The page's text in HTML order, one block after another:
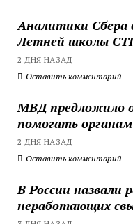
Аналитики Сбера
Летней школы
2 ДНЯ НАЗАД
Оставить комментарий
МВД предложило
помогать
2 ДНЯ НАЗАД
Оставить комментарий
В России назвали
неработающих